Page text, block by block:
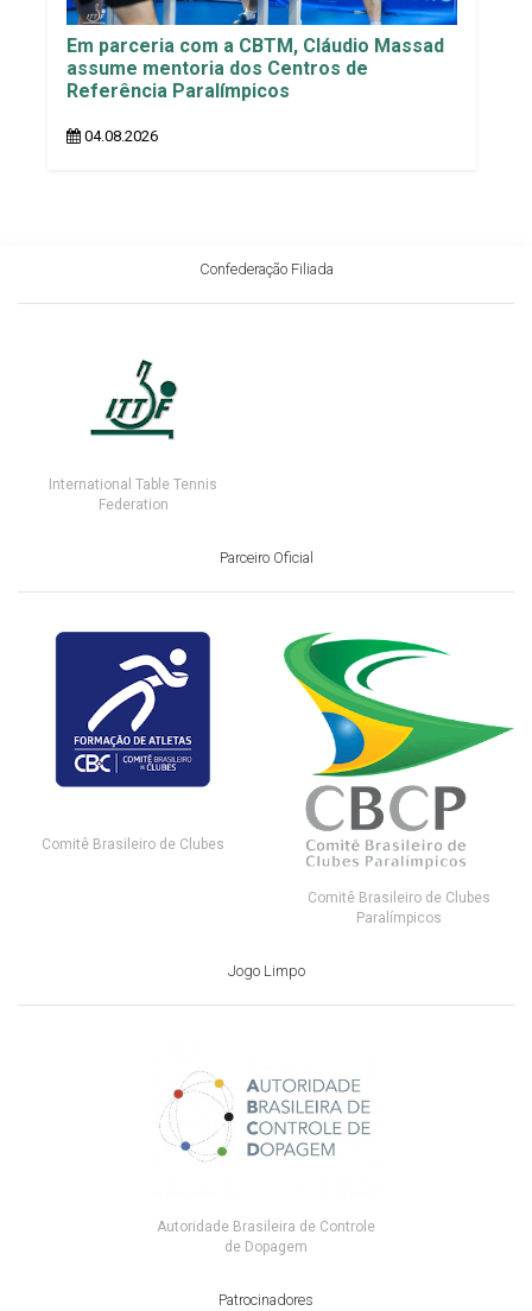
Em parceria com a CBTM, Cláudio Massad
assume mentoria dos Centros de
Referência Paralímpicos
04.08.2026
Confederação Filiada
International Table Tennis
Federation
Parceiro Oficial
Comitê Brasileiro de Clubes
Comitê Brasileiro de Clubes
Paralímpicos
Jogo Limpo
Autoridade Brasileira de Controle
de Dopagem
Patrocinadores